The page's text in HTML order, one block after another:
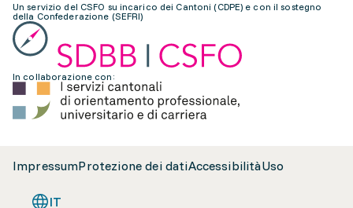
Un servizio del CSFO su incarico dei Cantoni (CDPE) e con il sostegno
della Confederazione (SEFRI)
In collaborazione con:
ImpressumProtezione dei datiAccessibilitàUso
IT